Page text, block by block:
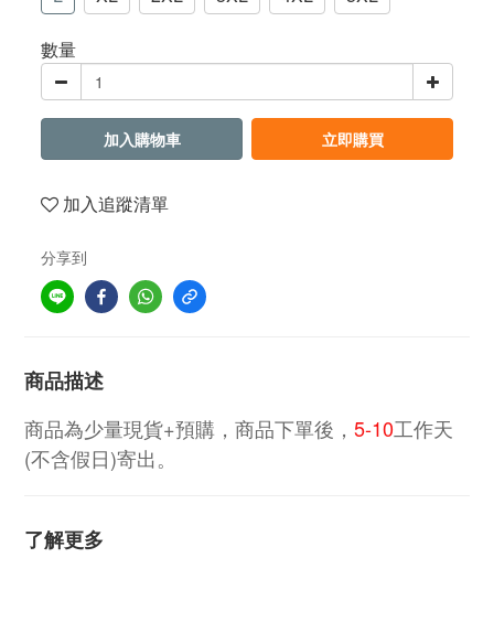
數量
加入購物車 立即購買
加入追蹤清單
分享到
商品描述
商品為少量現貨+預購，商品下單後， 5-10工作天
(不含假日)寄出。
了解更多